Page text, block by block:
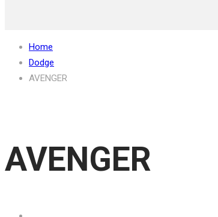
Home
Dodge
AVENGER
AVENGER